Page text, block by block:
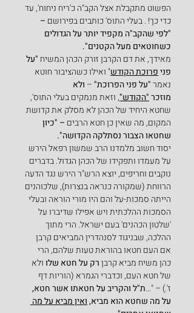
הפשוט מתקבלת אצל הקב"ה כ'ריח ניחוח', עד
כדי כך! . בעלי התוס' כותבים בפירושם –
"לפי שהקב"ה מקפיד יותר על הגדולים
כשחוטאים מעל הקטנים".
מאידך, את דם הקרבן זורק הכהן המשיח "על
פני פרוכת הקודש" ואילו כשהציבור חוטא
נאמר "על פני הפרוכת" – ולא
מוזכר "הקודש", וזאת מנמקים בעלי התוס',
שחטא היחיד של הכהן לא מסלק את קדושת
המקום, מה שאין כן חטא הרבים – "כיון
שחטאו הצבור נסתלקה הקדושה".
יסוד חשוב מלמדנו הרב שמשון רפאל הירש
על מעמדו ותפקידו של הכהן הגדול. בדברים
נוקבים וחריפים, יוצא הרש"ר הירש נגד הדעה
הרווחת (שמקורה כנראה בנצרות), שלכוהנים
הייתה סמכות-על והם היו מורי הוראה ובעלי
הסמכות ההלכתית ויש אפילו שדיברו על
'שלטון הכהנים' בעם ישראל. הרי מתוך
ההלכה, שבניגוד לסנהדרין המביאים קרבן
אם העם חטאו בהוראת טעות שלהם, הרי
כהן משיח מביא קרבן רק על חטא שלו ולא
של חטא העם, וכדברי הגמרא (הוריות דף
ז'.) – "…ת"ל והקריב על חטאתו אשר חטא,
על מה שחטא הוא מביא, ואין מביא על מה